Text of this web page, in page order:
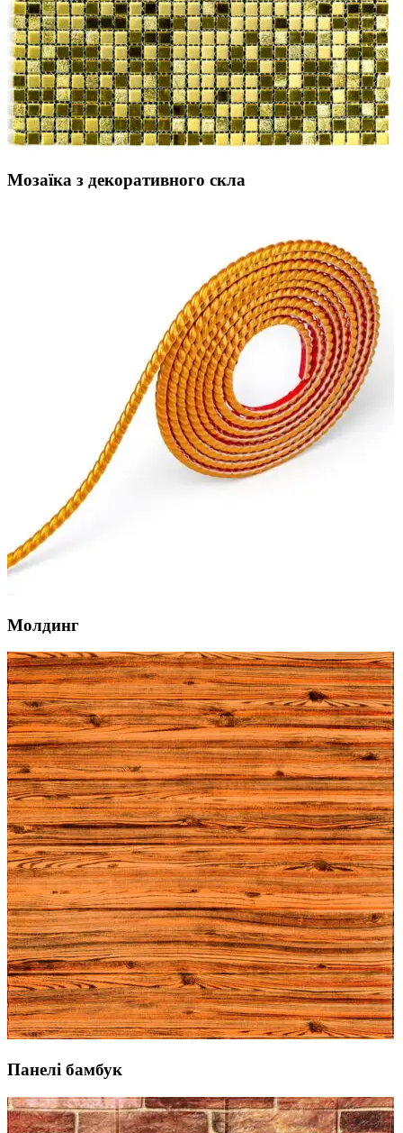
Мозаїка з декоративного скла
Молдинг
Панелі бамбук